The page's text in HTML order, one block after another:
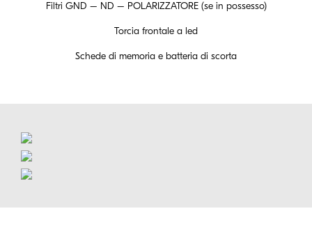
Filtri GND – ND – POLARIZZATORE (se in possesso)
Torcia frontale a led
Schede di memoria e batteria di scorta